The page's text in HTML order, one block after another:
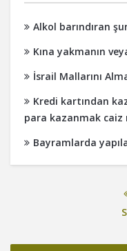
Alkol barındıran
Kına yakmanın
İsrail Mallarını
Kredi kartından
para kazanmak caiz
Bayramlarda